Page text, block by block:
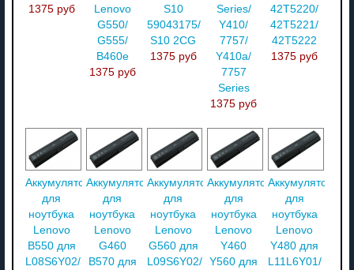
1375 руб
Lenovo
G550/
G555/
B460e
1375 руб
S10
59043175/
S10 2CG
1375 руб
Series/
Y410/
7757/
Y410a/
7757
Series
1375 руб
42T5220/
42T5221/
42T5222
1375 руб
Аккумулятор
для
ноутбука
Lenovo
B550 для
L08S6Y02/
Аккумулятор
для
ноутбука
Lenovo
G460
B570 для
Аккумулятор
для
ноутбука
Lenovo
G560 для
L09S6Y02/
Аккумулятор
для
ноутбука
Lenovo
Y460
Y560 для
Аккумулятор
для
ноутбука
Lenovo
Y480 для
L11L6Y01/